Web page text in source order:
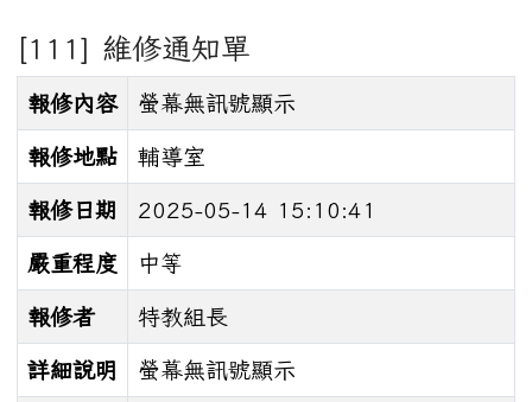
[111] 維修通知單
報修內容 螢幕無訊號顯示
報修地點 輔導室
報修日期 2025-05-14 15:10:41
嚴重程度 中等
報修者 特教組長
詳細說明 螢幕無訊號顯示